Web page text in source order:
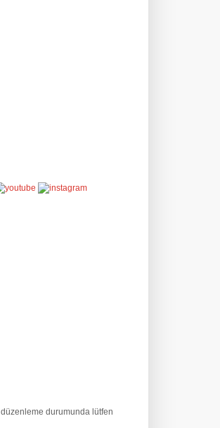
düzenleme durumunda lütfen